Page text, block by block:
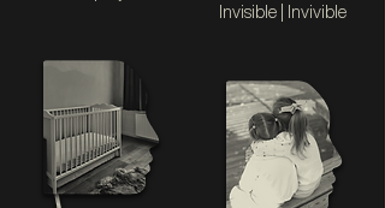
Invisible | Invivible